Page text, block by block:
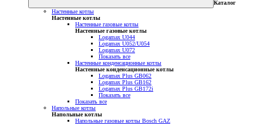
Каталог
Настенные котлы
Настенные котлы
Настенные газовые котлы
Настенные газовые котлы
Logamax U044
Logamax U052/U054
Logamax U072
Показать все
Настенные конденсационные котлы
Настенные конденсационные котлы
Logamax Plus GB062
Logamax Plus GB162
Logamax Plus GB172i
Показать все
Показать все
Напольные котлы
Напольные котлы
Напольные газовые котлы Bosch GAZ